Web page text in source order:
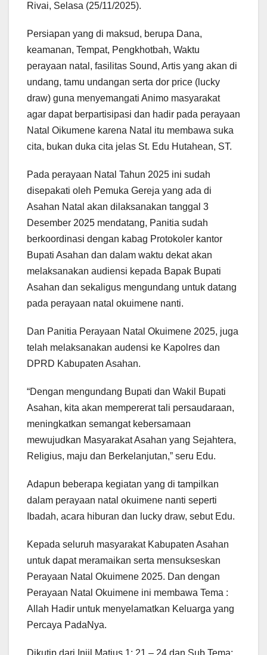
Rivai, Selasa (25/11/2025).
Persiapan yang di maksud, berupa Dana,
keamanan, Tempat, Pengkhotbah, Waktu
perayaan natal, fasilitas Sound, Artis yang akan di
undang, tamu undangan serta dor price (lucky
draw) guna menyemangati Animo masyarakat
agar dapat berpartisipasi dan hadir pada perayaan
Natal Oikumene karena Natal itu membawa suka
cita, bukan duka cita jelas St. Edu Hutahean, ST.
Pada perayaan Natal Tahun 2025 ini sudah
disepakati oleh Pemuka Gereja yang ada di
Asahan Natal akan dilaksanakan tanggal 3
Desember 2025 mendatang, Panitia sudah
berkoordinasi dengan kabag Protokoler kantor
Bupati Asahan dan dalam waktu dekat akan
melaksanakan audiensi kepada Bapak Bupati
Asahan dan sekaligus mengundang untuk datang
pada perayaan natal okuimene nanti.
Dan Panitia Perayaan Natal Okuimene 2025, juga
telah melaksanakan audensi ke Kapolres dan
DPRD Kabupaten Asahan.
“Dengan mengundang Bupati dan Wakil Bupati
Asahan, kita akan mempererat tali persaudaraan,
meningkatkan semangat kebersamaan
mewujudkan Masyarakat Asahan yang Sejahtera,
Religius, maju dan Berkelanjutan,” seru Edu.
Adapun beberapa kegiatan yang di tampilkan
dalam perayaan natal okuimene nanti seperti
Ibadah, acara hiburan dan lucky draw, sebut Edu.
Kepada seluruh masyarakat Kabupaten Asahan
untuk dapat meramaikan serta mensukseskan
Perayaan Natal Okuimene 2025. Dan dengan
Perayaan Natal Okuimene ini membawa Tema :
Allah Hadir untuk menyelamatkan Keluarga yang
Percaya PadaNya.